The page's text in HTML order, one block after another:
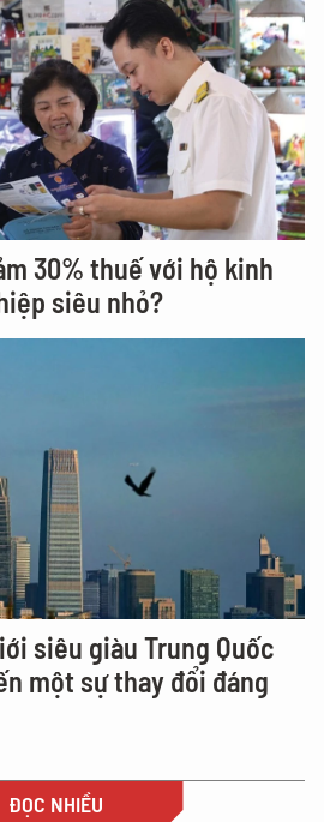
30% thuế với hộ kinh
siêu nhỏ?
siêu giàu Trung Quốc
một sự thay đổi đáng
ĐỌC NHIỀU